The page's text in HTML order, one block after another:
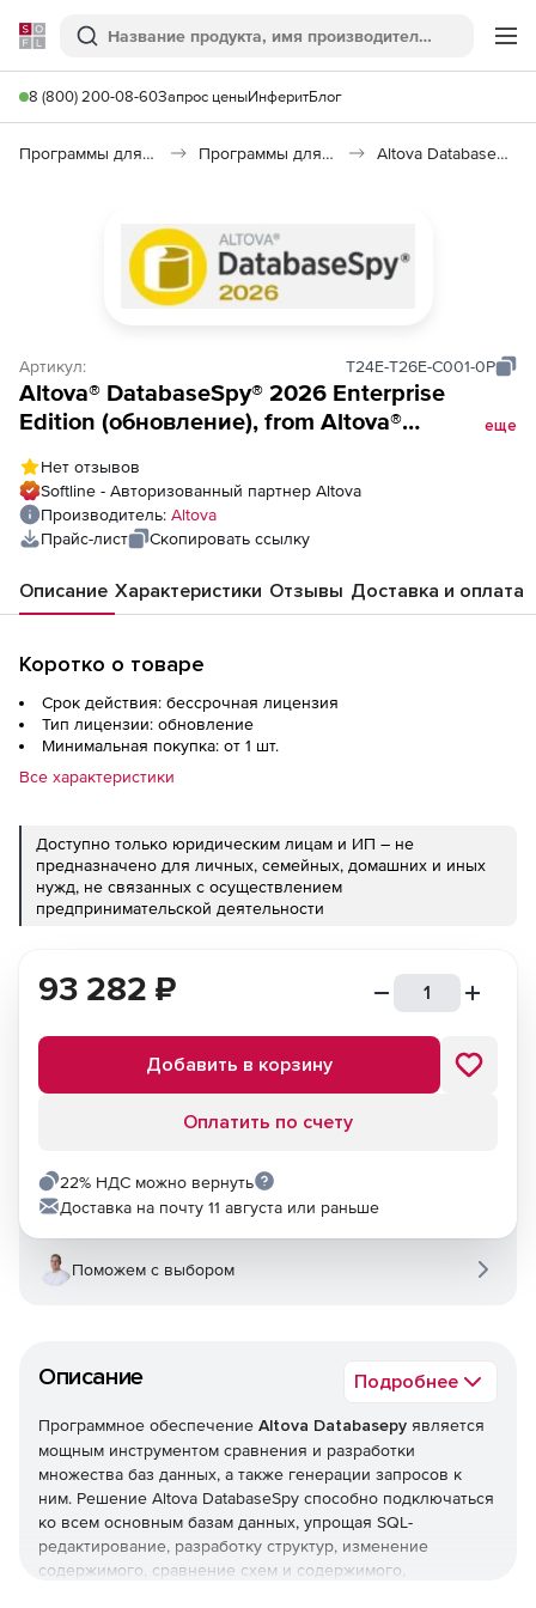
Softline
Поиск
8 (800) 200-08-60Запрос ценыИнферитБлог
Программы для программирования Программы для работы с базами данных Altova DatabaseSpy 2026
Артикул: T24E-T26E-C001-0P
Altova® DatabaseSpy® 2026 Enterprise
Edition (обновление), from Altova®
Edition to Altova® DatabaseSpy® 2026
Enterprise Edition Concurrent Users (1)
еще
Нет отзывов
Softline - Авторизованный партнер Altova
Производитель: Altova
Прайс-лист
Скопировать ссылку
Описание Характеристики Отзывы Доставка и оплата
Коротко о товаре
Срок действия: бессрочная лицензия
Тип лицензии: обновление
Минимальная покупка: от 1 шт.
Все характеристики
Доступно только юридическим лицам и ИП – не
предназначено для личных, семейных, домашних и иных
нужд, не связанных с осуществлением
предпринимательской деятельности
Описание Подробнее
Программное обеспечение Altova Databasepy является
мощным инструментом сравнения и разработки
множества баз данных, а также генерации запросов к
ним. Решение Altova DatabaseSpy способно подключаться
ко всем основным базам данных, упрощая SQL-
редактирование, разработку структур, изменение
содержимого, сравнение схем и содержимого,
93 282 ₽
Добавить в корзину
Оплатить по счету
22% НДС можно вернуть
Доставка на почту 11 августа или раньше
Поможем с выбором